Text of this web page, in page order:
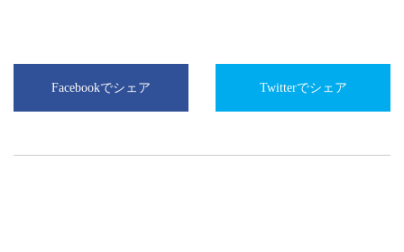
Facebookでシェア Twitterでシェア